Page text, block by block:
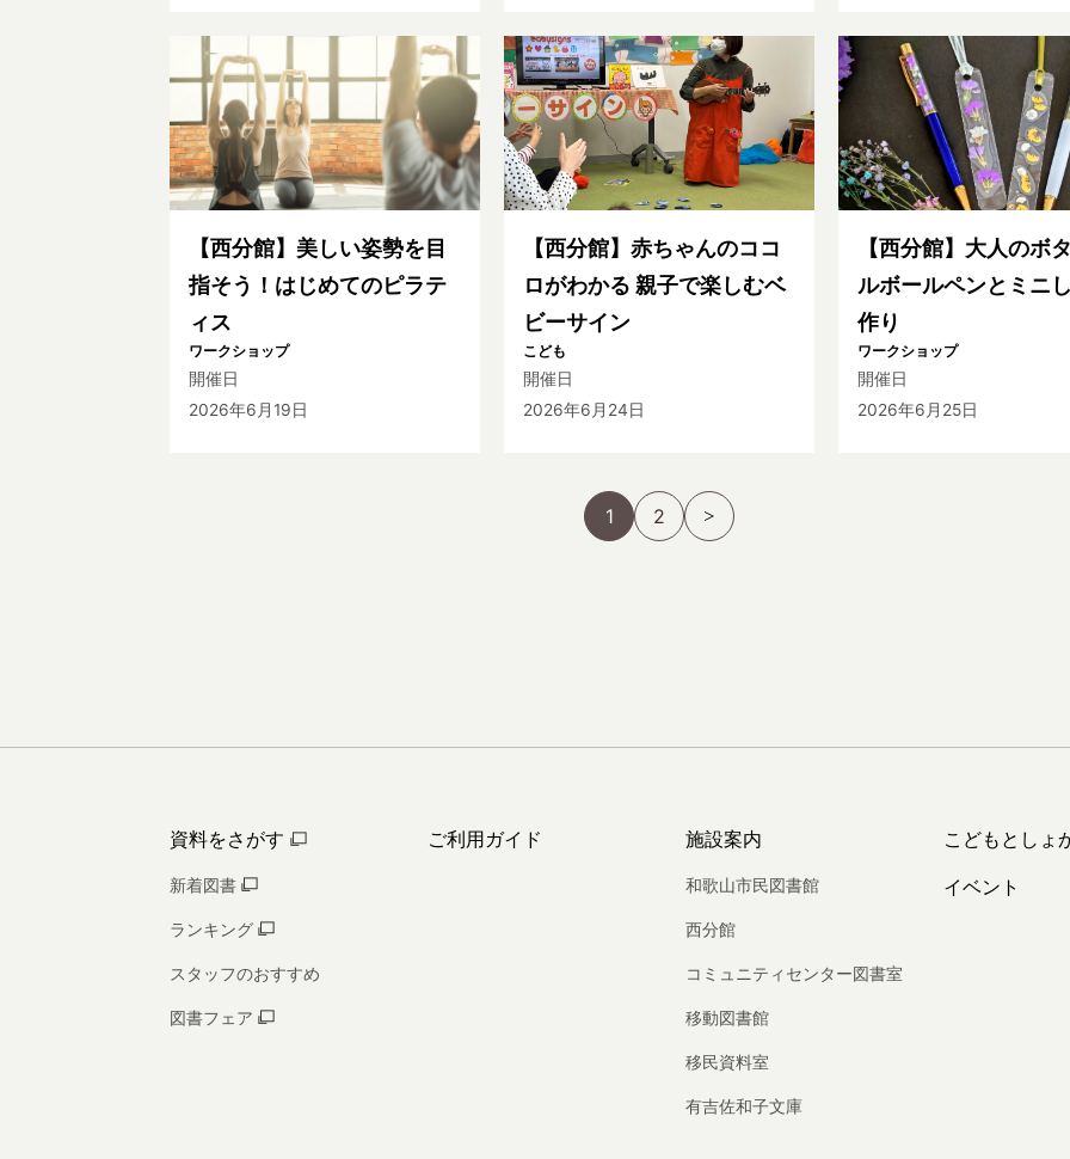
【西分館】美しい姿勢を目
指そう！はじめてのピラテ
ィス
ワークショップ
開催日
2026年6月19日
【西分館】赤ちゃんのココ
ロがわかる 親子で楽しむベ
ビーサイン
こども
開催日
2026年6月24日
【西分館】大人のボ
ルボールペンとミニ
作り
ワークショップ
開催日
2026年6月25日
1 2
資料をさがす
新着図書
ランキング
スタッフのおすすめ
図書フェア
ご利用ガイド 施設案内
和歌山市民図書館
西分館
コミュニティセンター図書室
移動図書館
移民資料室
有吉佐和子文庫
こどもとしょ
イベント